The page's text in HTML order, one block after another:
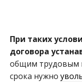
При таких
договора
общим трудовым
срока нужно